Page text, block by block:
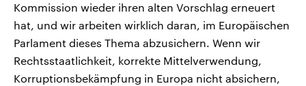
Kommission wieder ihren alten Vorschlag erneuert
hat, und wir arbeiten wirklich daran, im Europäischen
Parlament dieses Thema abzusichern. Wenn wir
Rechtsstaatlichkeit, korrekte Mittelverwendung,
Korruptionsbekämpfung in Europa nicht absichern,